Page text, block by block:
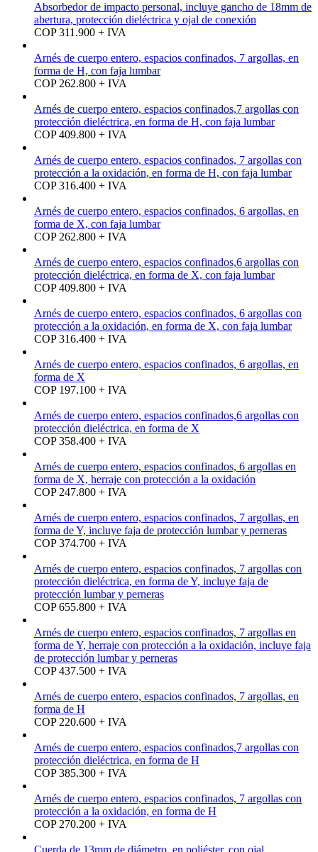
Absorbedor de impacto personal, incluye gancho de 18mm de
abertura, protección dieléctrica y ojal de conexión
COP 311.900 + IVA
Arnés de cuerpo entero, espacios confinados, 7 argollas, en
forma de H, con faja lumbar
COP 262.800 + IVA
Arnés de cuerpo entero, espacios confinados,7 argollas con
protección dieléctrica, en forma de H, con faja lumbar
COP 409.800 + IVA
Arnés de cuerpo entero, espacios confinados, 7 argollas con
protección a la oxidación, en forma de H, con faja lumbar
COP 316.400 + IVA
Arnés de cuerpo entero, espacios confinados, 6 argollas, en
forma de X, con faja lumbar
COP 262.800 + IVA
Arnés de cuerpo entero, espacios confinados,6 argollas con
protección dieléctrica, en forma de X, con faja lumbar
COP 409.800 + IVA
Arnés de cuerpo entero, espacios confinados, 6 argollas con
protección a la oxidación, en forma de X, con faja lumbar
COP 316.400 + IVA
Arnés de cuerpo entero, espacios confinados, 6 argollas, en
forma de X
COP 197.100 + IVA
Arnés de cuerpo entero, espacios confinados,6 argollas con
protección dieléctrica, en forma de X
COP 358.400 + IVA
Arnés de cuerpo entero, espacios confinados, 6 argollas en
forma de X, herraje con protección a la oxidación
COP 247.800 + IVA
Arnés de cuerpo entero, espacios confinados, 7 argollas, en
forma de Y, incluye faja de protección lumbar y perneras
COP 374.700 + IVA
Arnés de cuerpo entero, espacios confinados, 7 argollas con
protección dieléctrica, en forma de Y, incluye faja de
protección lumbar y perneras
COP 655.800 + IVA
Arnés de cuerpo entero, espacios confinados, 7 argollas en
forma de Y, herraje con protección a la oxidación, incluye faja
de protección lumbar y perneras
COP 437.500 + IVA
Arnés de cuerpo entero, espacios confinados, 7 argollas, en
forma de H
COP 220.600 + IVA
Arnés de cuerpo entero, espacios confinados,7 argollas con
protección dieléctrica, en forma de H
COP 385.300 + IVA
Arnés de cuerpo entero, espacios confinados, 7 argollas con
protección a la oxidación, en forma de H
COP 270.200 + IVA